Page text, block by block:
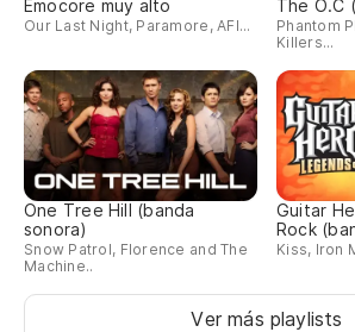
Emocore muy alto
Our Last Night, Paramore, AFI...
The O.C
Phantom
Killers...
One Tree Hill (banda
sonora)
Snow Patrol, Florence and The
Machine..
Guitar
Rock
Kiss, Iron
Ver más playlists